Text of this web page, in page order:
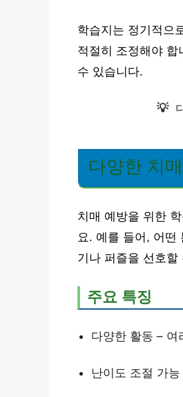
학습지는 정기적으
적절히 조정해야
수 있습니다.
💡
다양한 치
치매 예방을 위한
요. 예를 들어, 어떤
기나 퍼즐을 선호할
주요 특징
다양한 활동 – 여
난이도 조절 가